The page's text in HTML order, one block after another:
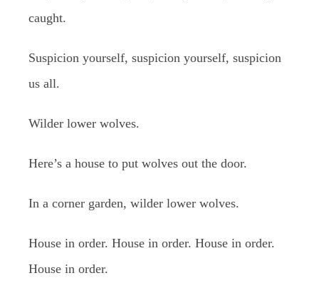
caught.
Suspicion yourself, suspicion yourself, suspicion
us all.
Wilder lower wolves.
Here’s a house to put wolves out the door.
In a corner garden, wilder lower wolves.
House in order. House in order. House in order.
House in order.